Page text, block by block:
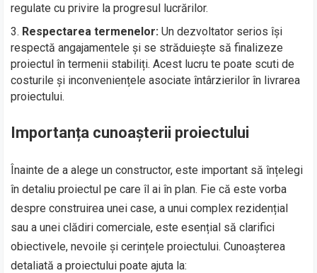
regulate cu privire la progresul lucrărilor.
Respectarea termenelor: Un dezvoltator serios își
respectă angajamentele și se străduiește să finalizeze
proiectul în termenii stabiliți. Acest lucru te poate scuti de
costurile și inconveniențele asociate întârzierilor în livrarea
proiectului.
Importanța cunoașterii proiectului
Înainte de a alege un constructor, este important să înțelegi
în detaliu proiectul pe care îl ai în plan. Fie că este vorba
despre construirea unei case, a unui complex rezidențial
sau a unei clădiri comerciale, este esențial să clarifici
obiectivele, nevoile și cerințele proiectului. Cunoașterea
detaliată a proiectului poate ajuta la: